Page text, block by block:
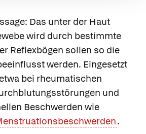
Das unter der Haut
wird durch bestimmte
Reflexbögen sollen so die
werden. Eingesetzt
bei rheumatischen
und
Beschwerden wie
.